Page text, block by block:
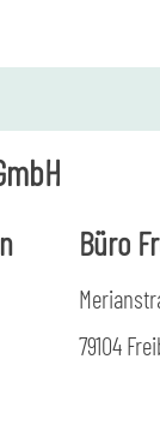
Büro
79104